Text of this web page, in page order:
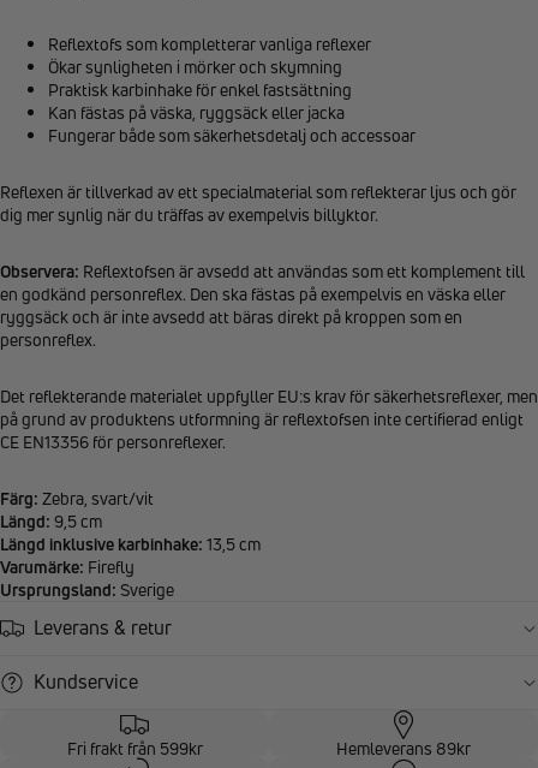
Reflextofs som kompletterar vanliga reflexer
Ökar synligheten i mörker och skymning
Praktisk karbinhake för enkel fastsättning
Kan fästas på väska, ryggsäck eller jacka
Fungerar både som säkerhetsdetalj och accessoar
Reflexen är tillverkad av ett specialmaterial som reflekterar ljus och gör
dig mer synlig när du träffas av exempelvis billyktor.
Observera: Reflextofsen är avsedd att användas som ett komplement till
en godkänd personreflex. Den ska fästas på exempelvis en väska eller
ryggsäck och är inte avsedd att bäras direkt på kroppen som en
personreflex.
Det reflekterande materialet uppfyller EU:s krav för säkerhetsreflexer, men
på grund av produktens utformning är reflextofsen inte certifierad enligt
CE EN13356 för personreflexer.
Färg: Zebra, svart/vit
Längd: 9,5 cm
Längd inklusive karbinhake: 13,5 cm
Varumärke: Firefly
Ursprungsland: Sverige
Leverans & retur
Kundservice
Fri frakt från 599kr Hemleverans 89kr